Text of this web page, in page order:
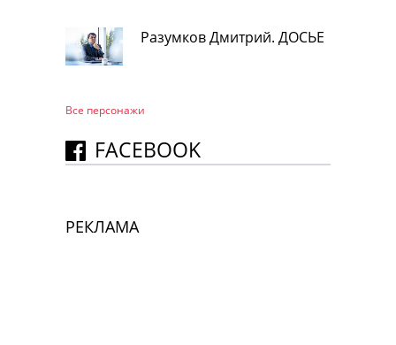
Разумков Дмитрий. ДОСЬЕ
Все персонажи
FACEBOOK
РЕКЛАМА